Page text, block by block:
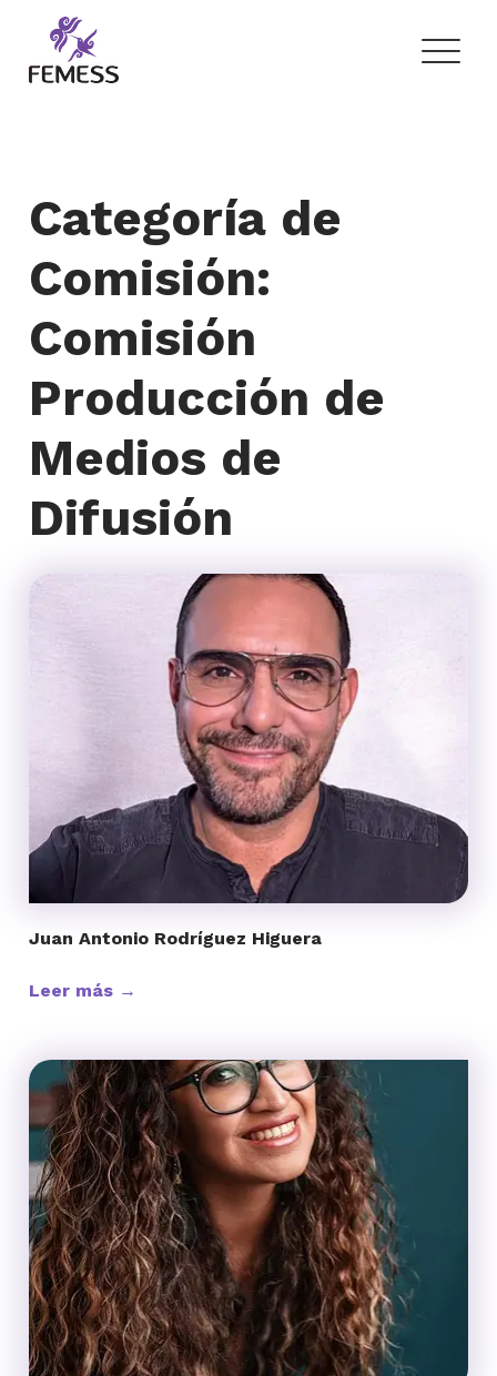
content
Femess
Federación Mexicana de Educación Sexual y Sexología, A.C.
Categoría de
Comisión:
Comisión
Producción de
Medios de
Difusión
Juan Antonio Rodríguez Higuera
Leer más →